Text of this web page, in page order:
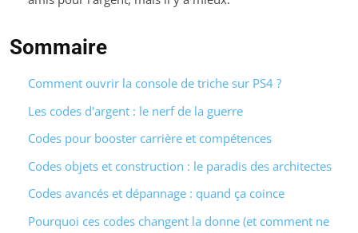
Sommaire
Comment ouvrir la console de triche sur PS4 ?
Les codes d'argent : le nerf de la guerre
Codes pour booster carrière et compétences
Codes objets et construction : le paradis des architectes
Codes avancés et dépannage : quand ça coince
Pourquoi ces codes changent la donne (et comment ne